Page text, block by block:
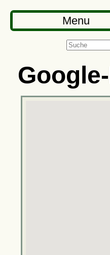
Menu